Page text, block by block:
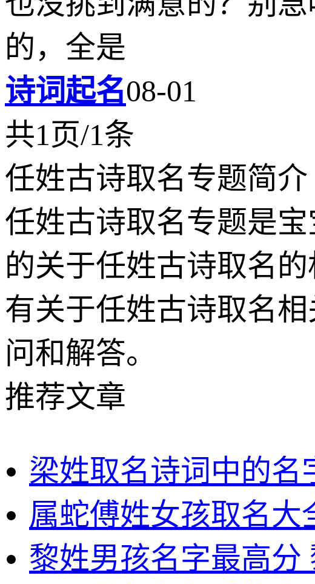
的，全是
诗词起名08-01
共1页/1条
任姓古诗取名专题简介
任姓古诗取名专题是
的关于任姓古诗取名
有关于任姓古诗取名
问和解答。
推荐文章
梁姓取名诗词中的
属蛇傅姓女孩取名大
黎姓男孩名字最高